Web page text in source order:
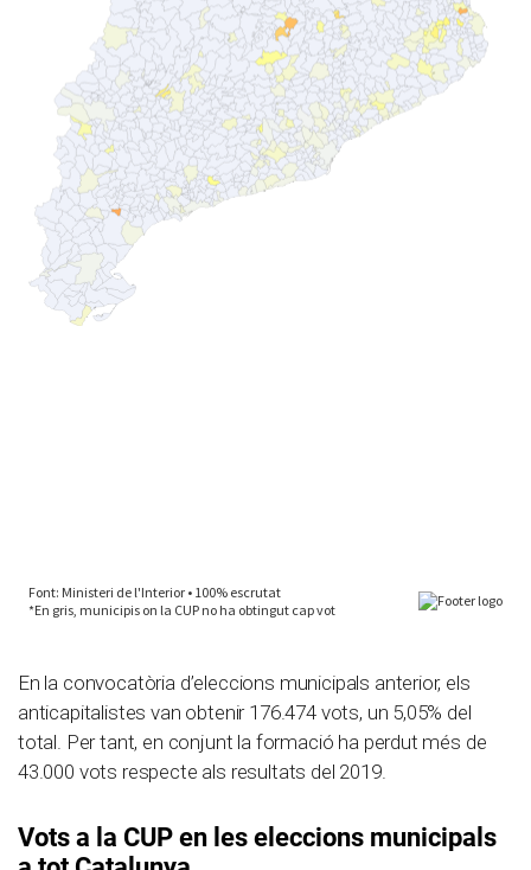
En la convocatòria d’eleccions municipals anterior, els
anticapitalistes van obtenir 176.474 vots, un 5,05% del
total. Per tant, en conjunt la formació ha perdut més de
43.000 vots respecte als resultats del 2019.